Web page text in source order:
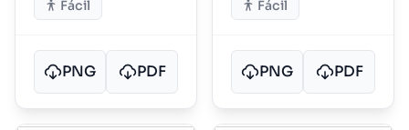
Fácil
PNG PDF
Fácil
PNG PDF